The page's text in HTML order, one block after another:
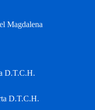
Magdalena
D.T.C.H.
D.T.C.H.